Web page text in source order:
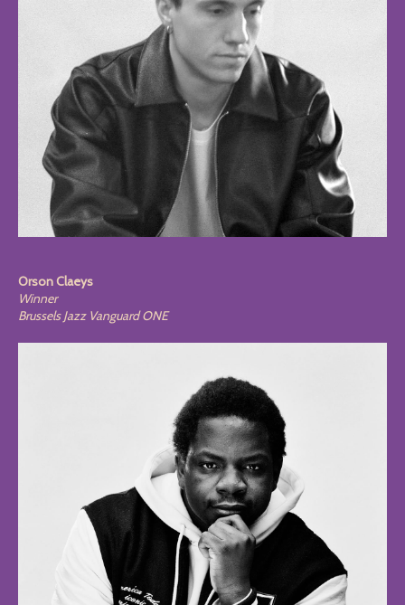
Orson Claeys
Winner
Brussels Jazz Vanguard ONE